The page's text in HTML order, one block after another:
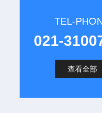
TEL-
021-
查看全部